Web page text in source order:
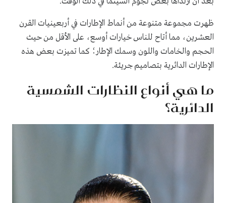
ظهرت مجموعة متنوعة من أنماط الإطارات في أربعينيات القرن
العشرين، مما أتاح للناس خيارات أوسع، على الأقل من حيث
الحجم والخامات واللون وسمك الإطار؛ كما تميزت بعض هذه
الإطارات الدائرية بتصاميم جريئة.
ما هي أنواع النظارات الشمسية
الدائرية؟